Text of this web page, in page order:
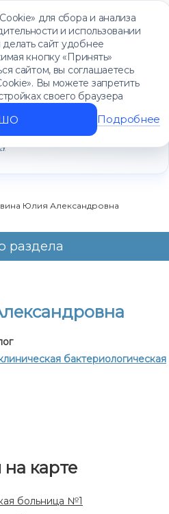
для сбора и анализа
и использовании
сайт удобнее
кнопку «Принять»
сайтом, вы соглашаетесь
Вы можете запретить
своего браузера
Подробнее
Юлия Александровна
бактериологическая
карте
больница №1
раздела